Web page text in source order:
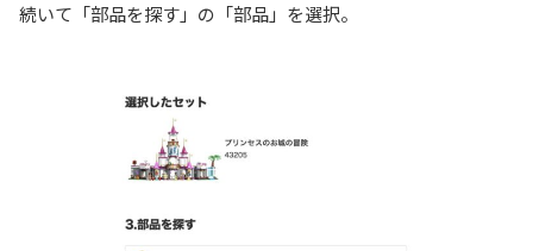
続いて「部品を探す」の「部品」を選択。